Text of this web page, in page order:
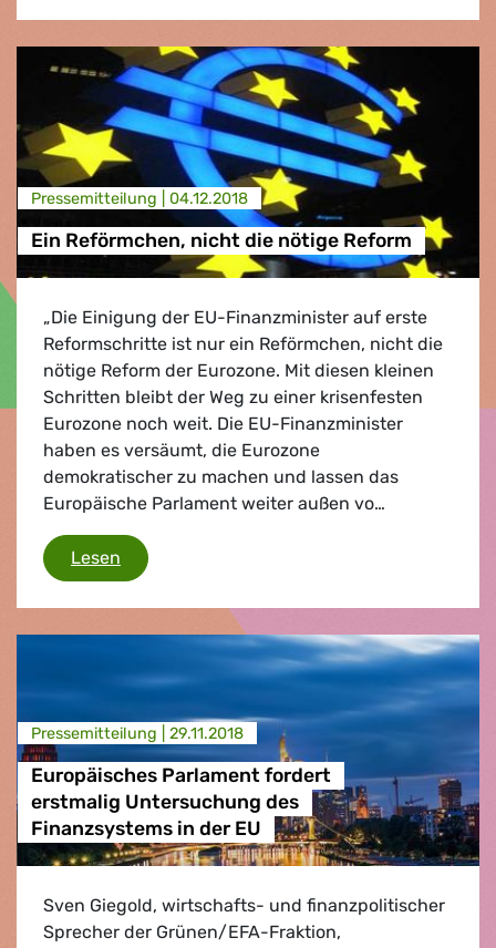
Presse­mitteilung | 04.12.2018
Ein Reförmchen, nicht die nötige Reform
„Die Einigung der EU-Finanzminister auf erste
Reformschritte ist nur ein Reförmchen, nicht die
nötige Reform der Eurozone. Mit diesen kleinen
Schritten bleibt der Weg zu einer krisenfesten
Eurozone noch weit. Die EU-Finanzminister
haben es versäumt, die Eurozone
demokratischer zu machen und lassen das
Europäische Parlament weiter außen vo…
Lesen Ein Reförmchen, nicht die nötige Reform
Presse­mitteilung | 29.11.2018
Europäisches Parlament fordert
erstmalig Untersuchung des
Finanzsystems in der EU
Sven Giegold, wirtschafts- und finanzpolitischer
Sprecher der Grünen/EFA-Fraktion,